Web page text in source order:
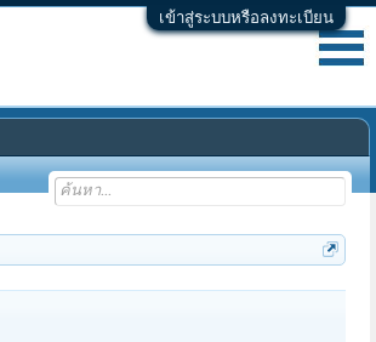
เข้าสู่ระบบหรือลงทะเบียน